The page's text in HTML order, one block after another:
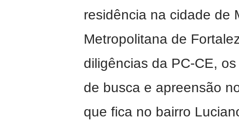
residência na cidade de
Metropolitana de
diligências da PC-CE,
de busca e apreensão
que fica no bairro